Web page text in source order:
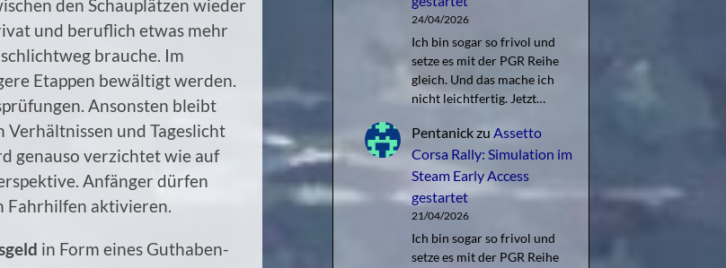
den Schauplätzen wieder
und beruflich etwas mehr
brauche. Im
Etappen bewältigt werden.
Ansonsten bleibt
Verhältnissen und Tageslicht
genauso verzichtet wie auf
Anfänger dürfen
Fahrhilfen aktivieren.
in Form eines Guthaben-
24/04/2026
Ich bin sogar so frivol und
setze es mit der PGR Reihe
gleich. Und das mache ich
nicht leichtfertig. Jetzt…
Pentanickzu Assetto
Corsa Rally: Simulation im
Steam Early Access
gestartet
21/04/2026
Ich bin sogar so frivol und
setze es mit der PGR Reihe